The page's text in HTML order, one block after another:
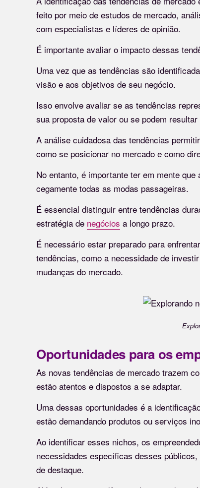
feito por meio de estudos de mercado,
com especialistas e líderes de opinião.
É importante avaliar o impacto dessas
Uma vez que as tendências são
visão e aos objetivos de seu negócio.
Isso envolve avaliar se as tendências
sua proposta de valor ou se podem
A análise cuidadosa das tendências
como se posicionar no mercado e como
No entanto, é importante ter em mente
cegamente todas as modas passageiras.
É essencial distinguir entre tendências
estratégia de negócios a longo prazo.
É necessário estar preparado para
tendências, como a necessidade de
mudanças do mercado.
Oportunidades para os
As novas tendências de mercado trazem
estão atentos e dispostos a se adaptar.
Uma dessas oportunidades é a
estão demandando produtos ou serviços
Ao identificar esses nichos, os
necessidades específicas desses
de destaque.